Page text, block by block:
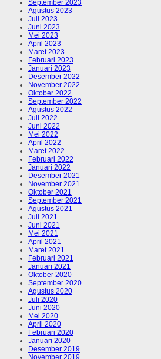
September 2023
Agustus 2023
Juli 2023
Juni 2023
Mei 2023
April 2023
Maret 2023
Februari 2023
Januari 2023
Desember 2022
November 2022
Oktober 2022
September 2022
Agustus 2022
Juli 2022
Juni 2022
Mei 2022
April 2022
Maret 2022
Februari 2022
Januari 2022
Desember 2021
November 2021
Oktober 2021
September 2021
Agustus 2021
Juli 2021
Juni 2021
Mei 2021
April 2021
Maret 2021
Februari 2021
Januari 2021
Oktober 2020
September 2020
Agustus 2020
Juli 2020
Juni 2020
Mei 2020
April 2020
Februari 2020
Januari 2020
Desember 2019
November 2019